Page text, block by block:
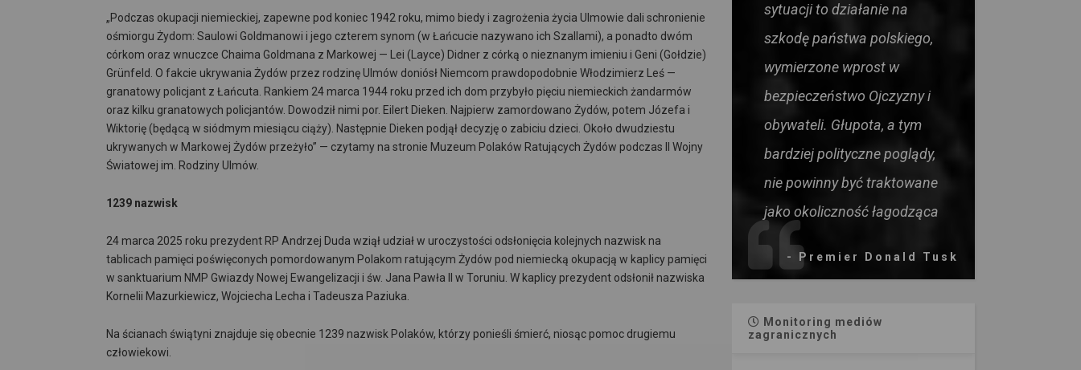
„Podczas okupacji niemieckiej, zapewne pod koniec 1942 roku, mimo biedy i zagrożenia życia Ulmowie dali schronienie
ośmiorgu Żydom: Saulowi Goldmanowi i jego czterem synom (w Łańcucie nazywano ich Szallami), a ponadto dwóm
córkom oraz wnuczce Chaima Goldmana z Markowej — Lei (Layce) Didner z córką o nieznanym imieniu i Geni (Gołdzie)
Grünfeld. O fakcie ukrywania Żydów przez rodzinę Ulmów doniósł Niemcom prawdopodobnie Włodzimierz Leś —
granatowy policjant z Łańcuta. Rankiem 24 marca 1944 roku przed ich dom przybyło pięciu niemieckich żandarmów
oraz kilku granatowych policjantów. Dowodził nimi por. Eilert Dieken. Najpierw zamordowano Żydów, potem Józefa i
Wiktorię (będącą w siódmym miesiącu ciąży). Następnie Dieken podjął decyzję o zabiciu dzieci. Około dwudziestu
ukrywanych w Markowej Żydów przeżyło” — czytamy na stronie Muzeum Polaków Ratujących Żydów podczas II Wojny
Światowej im. Rodziny Ulmów.
1239 nazwisk
24 marca 2025 roku prezydent RP Andrzej Duda wziął udział w uroczystości odsłonięcia kolejnych nazwisk na
tablicach pamięci poświęconych pomordowanym Polakom ratującym Żydów pod niemiecką okupacją w kaplicy pamięci
w sanktuarium NMP Gwiazdy Nowej Ewangelizacji i św. Jana Pawła II w Toruniu. W kaplicy prezydent odsłonił nazwiska
Kornelii Mazurkiewicz, Wojciecha Lecha i Tadeusza Paziuka.
Na ścianach świątyni znajduje się obecnie 1239 nazwisk Polaków, którzy ponieśli śmierć, niosąc pomoc drugiemu
człowiekowi.
sytuacji to działanie na
szkodę państwa polskiego,
wymierzone wprost w
bezpieczeństwo Ojczyzny i
obywateli. Głupota, a tym
bardziej polityczne poglądy,
nie powinny być traktowane
jako okoliczność łagodząca
- Premier Donald Tusk
Monitoring mediów
zagranicznych